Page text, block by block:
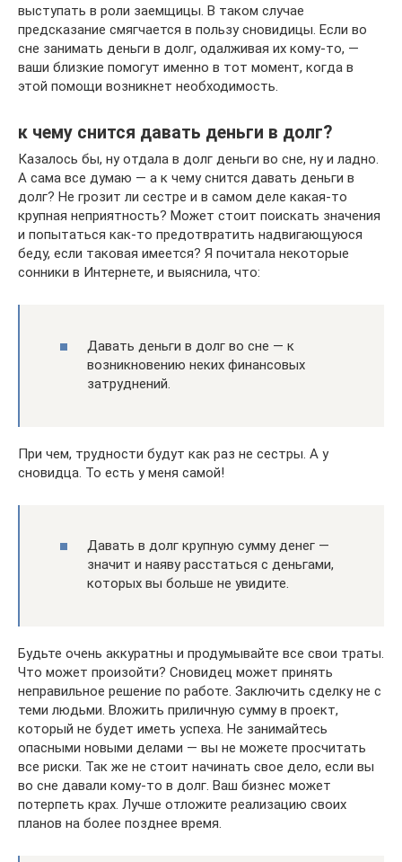
выступать в роли заемщицы. В таком случае
предсказание смягчается в пользу сновидицы. Если во
сне занимать деньги в долг, одалживая их кому-то, —
ваши близкие помогут именно в тот момент, когда в
этой помощи возникнет необходимость.
к чему снится давать деньги в долг?
Казалось бы, ну отдала в долг деньги во сне, ну и ладно.
А сама все думаю — а к чему снится давать деньги в
долг? Не грозит ли сестре и в самом деле какая-то
крупная неприятность? Может стоит поискать значения
и попытаться как-то предотвратить надвигающуюся
беду, если таковая имеется? Я почитала некоторые
сонники в Интернете, и выяснила, что:
Давать деньги в долг во сне — к
возникновению неких финансовых
затруднений.
При чем, трудности будут как раз не сестры. А у
сновидца. То есть у меня самой!
Давать в долг крупную сумму денег —
значит и наяву расстаться с деньгами,
которых вы больше не увидите.
Будьте очень аккуратны и продумывайте все свои траты.
Что может произойти? Сновидец может принять
неправильное решение по работе. Заключить сделку не с
теми людьми. Вложить приличную сумму в проект,
который не будет иметь успеха. Не занимайтесь
опасными новыми делами — вы не можете просчитать
все риски. Так же не стоит начинать свое дело, если вы
во сне давали кому-то в долг. Ваш бизнес может
потерпеть крах. Лучше отложите реализацию своих
планов на более позднее время.